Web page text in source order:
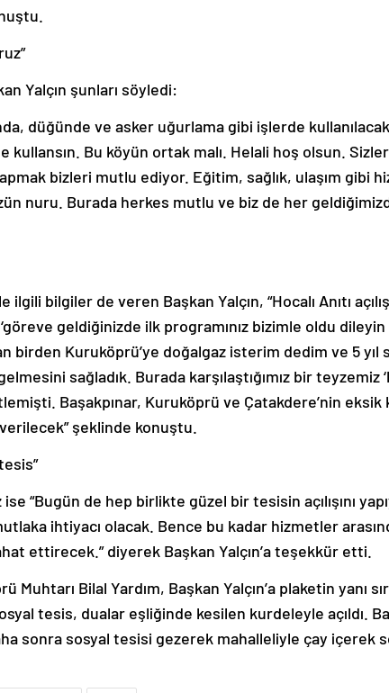
Yalçın şunları söyledi:
düğünde ve asker uğurlama gibi işlerde
kullansın. Bu köyün ortak malı. Helali hoş olsun.
bizleri mutlu ediyor. Eğitim, sağlık, ulaşım gibi
nuru. Burada herkes mutlu ve biz de her
bilgiler de veren Başkan Yalçın, “Hocalı Anıtı
geldiğinizde ilk programınız bizimle oldu
birden Kuruköprü’ye doğalgaz isterim dedim ve 5 yıl
sağladık. Burada karşılaştığımız bir teyzemiz
Başakpınar, Kuruköprü ve Çatakdere’nin eksik
şeklinde konuştu.
“Bugün de hep birlikte güzel bir tesisin açılışını
ihtiyacı olacak. Bence bu kadar hizmetler
ettirecek.” diyerek Başkan Yalçın’a teşekkür etti.
Muhtarı Bilal Yardım, Başkan Yalçın’a plaketin yanı
tesis, dualar eşliğinde kesilen kurdeleyle açıldı.
sonra sosyal tesisi gezerek mahalleliyle çay içerek